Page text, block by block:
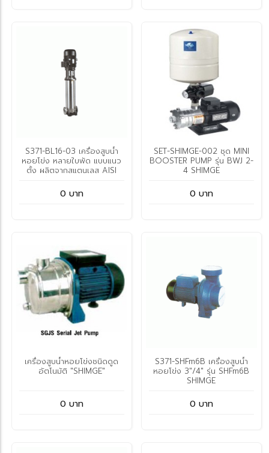
S371-BL16-03 เครื่องสูบน้ำ
หอยโข่ง หลายใบพัด แบบแนว
ตั้ง ผลิตจากสแตนเลส AISI
0 บาท
SET-SHIMGE-002 ชุด MINI
BOOSTER PUMP รุ่น BWJ 2-
4 SHIMGE
0 บาท
เครื่องสูบน้ำหอยโข่งชนิดดูด
อัตโนมัติ "SHIMGE"
0 บาท
S371-SHFm6B เครื่องสูบน้ำ
หอยโข่ง 3"/4" รุ่น SHFm6B
SHIMGE
0 บาท